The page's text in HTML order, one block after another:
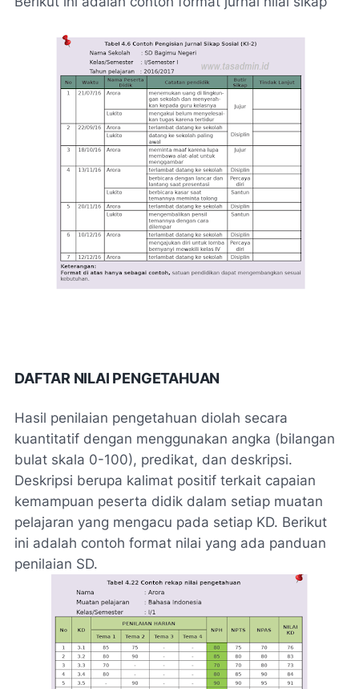
DAFTAR NILAI PENGETAHUAN
Hasil penilaian pengetahuan diolah secara
kuantitatif dengan menggunakan angka (bilangan
bulat skala 0-100), predikat, dan deskripsi.
Deskripsi berupa kalimat positif terkait capaian
kemampuan peserta didik dalam setiap muatan
pelajaran yang mengacu pada setiap KD. Berikut
ini adalah contoh format nilai yang ada panduan
penilaian SD.